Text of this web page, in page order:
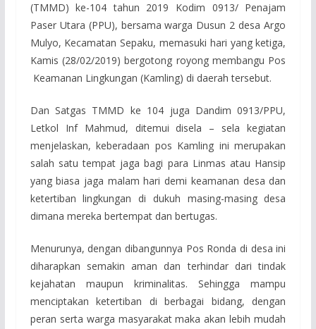
(TMMD) ke-104 tahun 2019 Kodim 0913/ Penajam
Paser Utara (PPU), bersama warga Dusun 2 desa Argo
Mulyo, Kecamatan Sepaku, memasuki hari yang ketiga,
Kamis (28/02/2019) bergotong royong membangu Pos
Keamanan Lingkungan (Kamling) di daerah tersebut.
Dan Satgas TMMD ke 104 juga Dandim 0913/PPU,
Letkol Inf Mahmud, ditemui disela – sela kegiatan
menjelaskan, keberadaan pos Kamling ini merupakan
salah satu tempat jaga bagi para Linmas atau Hansip
yang biasa jaga malam hari demi keamanan desa dan
ketertiban lingkungan di dukuh masing-masing desa
dimana mereka bertempat dan bertugas.
Menurunya, dengan dibangunnya Pos Ronda di desa ini
diharapkan semakin aman dan terhindar dari tindak
kejahatan maupun kriminalitas. Sehingga mampu
menciptakan ketertiban di berbagai bidang, dengan
peran serta warga masyarakat maka akan lebih mudah